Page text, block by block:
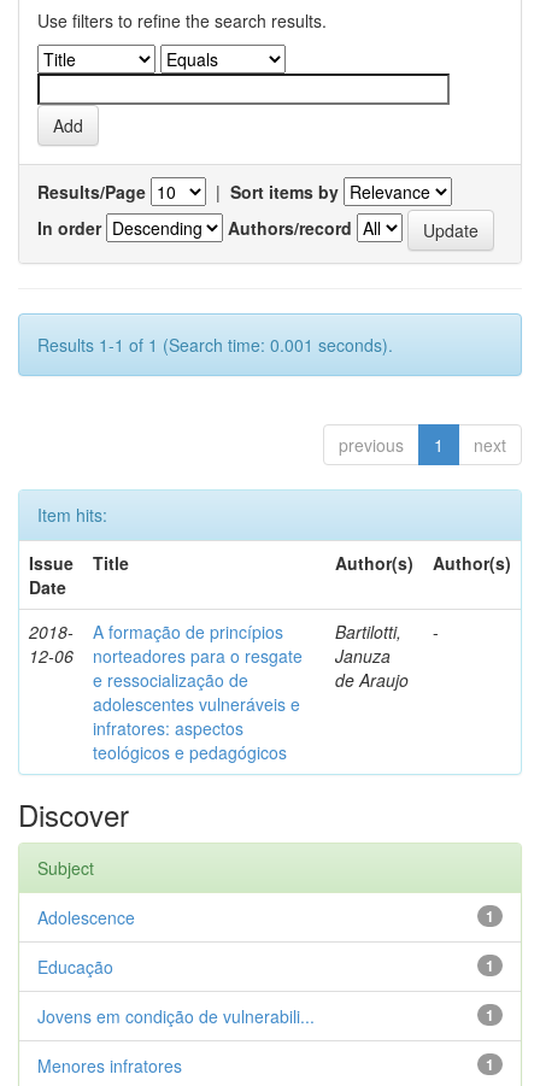
Use filters to refine the search results.
Results/Page | Sort items by
In order
Authors/record
Results 1-1 of 1 (Search time: 0.001 seconds).
previous 1 next
Item hits:
Issue
Date
Title Author(s) Author(s)
2018-
12-06
A formação de princípios
norteadores para o resgate
e ressocialização de
adolescentes vulneráveis e
infratores: aspectos
teológicos e pedagógicos
Bartilotti,
Januza
de Araujo
-
Discover
Subject
1
Adolescence
1
Educação
1
Jovens em condição de vulnerabili...
1
Menores infratores